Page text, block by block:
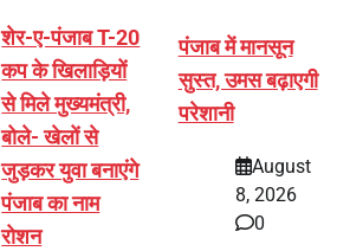
शेर-ए-पंजाब T-20
कप के खिलाड़ियों
से मिले मुख्यमंत्री,
बोले- खेलों से
जुड़कर युवा बनाएंगे
पंजाब का नाम
रोशन
पंजाब में मानसून
सुस्त, उमस बढ़ाएगी
परेशानी
August
8, 2026
0